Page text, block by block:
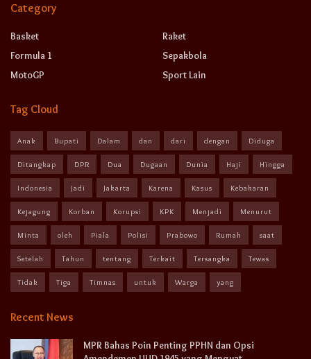
Category
Basket
Formula 1
MotoGP
Raket
Sepakbola
Sport Lain
Tag Cloud
Anak Bupati Dalam dan dari dengan Diduga
Ditangkap DPR Dua Dugaan Dunia Haji Hingga
Indonesia Jadi Jakarta Karena Kasus Kebakaran
Kejagung Korban Korupsi KPK Menjadi Menurut
Minta oleh Piala Polisi Prabowo Rumah saat
Setelah Tahun tentang Terkait Tersangka Tewas
Tidak Tiga Timnas untuk Warga yang
Recent News
MPR Bahas Poin Penting PPHN dan Opsi